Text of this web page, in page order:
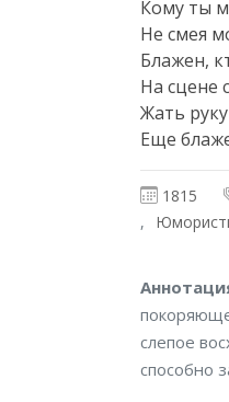
Кому ты
Не смея
Блажен,
На сцене
Жать
Еще
1815
слепое
способно